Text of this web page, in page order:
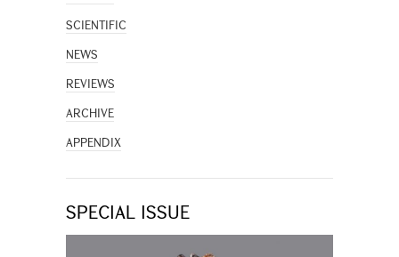
SCIENTIFIC
NEWS
REVIEWS
ARCHIVE
APPENDIX
SPECIAL ISSUE